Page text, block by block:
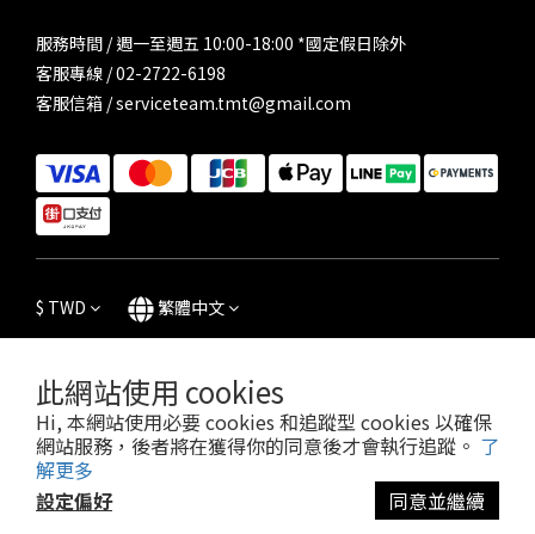
此網站使用 cookies
Hi, 本網站使用必要 cookies 和追蹤型 cookies 以確保
網站服務，後者將在獲得你的同意後才會執行追蹤。 了
解更多
設定偏好
同意並繼續
服務時間 / 週一至週五 10:00-18:00 *國定假日除外
客服專線 / 02-2722-6198
客服信箱 / serviceteam.tmt@gmail.com
$ TWD 繁體中文
條款及細則|隱私權政策| 2023 © LADY FLOWER